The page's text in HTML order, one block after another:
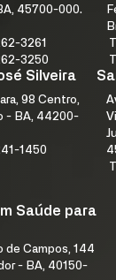
45700-000.
3261
3250
Silveira
98 Centro,
- BA, 44200-
1450
Saúde para
de Campos, 144
- BA, 40150-